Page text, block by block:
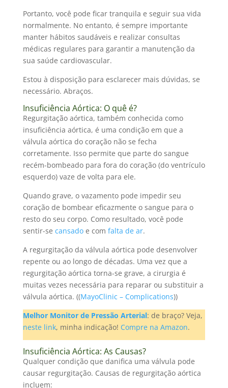
Portanto, você pode ficar tranquila e seguir sua vida
normalmente. No entanto, é sempre importante
manter hábitos saudáveis e realizar consultas
médicas regulares para garantir a manutenção da
sua saúde cardiovascular.
Estou à disposição para esclarecer mais dúvidas, se
necessário. Abraços.
Insuficiência Aórtica: O quê é?
Regurgitação aórtica, também conhecida como
insuficiência aórtica, é uma condição em que a
válvula aórtica do coração não se fecha
corretamente. Isso permite que parte do sangue
recém-bombeado para fora do coração (do ventrículo
esquerdo) vaze de volta para ele.
Quando grave, o vazamento pode impedir seu
coração de bombear eficazmente o sangue para o
resto do seu corpo. Como resultado, você pode
sentir-se cansadoe com falta de ar.
A regurgitação da válvula aórtica pode desenvolver
repente ou ao longo de décadas. Uma vez que a
regurgitação aórtica torna-se grave, a cirurgia é
muitas vezes necessária para reparar ou substituir a
válvula aórtica. ((MayoClinic – Complications))
Melhor Monitor de Pressão Arterial: de braço? Veja,
neste link, minha indicação! Compre na Amazon.
Insuficiência Aórtica: As Causas?
Qualquer condição que danifica uma válvula pode
causar regurgitação. Causas de regurgitação aórtica
incluem: